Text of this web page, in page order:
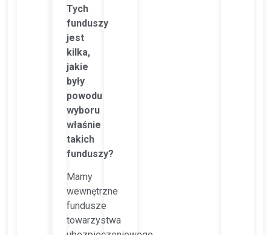
Tych
funduszy
jest
kilka,
jakie
były
powodu
wyboru
właśnie
takich
funduszy?
Mamy
wewnętrzne
fundusze
towarzystwa